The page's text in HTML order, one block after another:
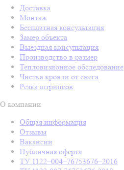
Доставка
Монтаж
Бесплатная консультация
Замер объекта
Выездная консультация
Производство в размер
Тепловизионное обследование
Чистка кровли от снега
Резка штрипсов
О компании
Общая информация
Отзывы
Вакансии
Публичная оферта
ТУ 1122–004–76753676–2016